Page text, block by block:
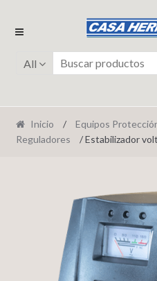
Ir
navegación
Ir
contenido
All
Inicio / Equipos
Reguladores
/ Estabilizador